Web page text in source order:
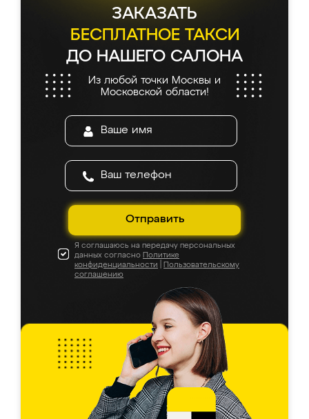
ЗАКАЗАТЬ
БЕСПЛАТНОЕ ТАКСИ
ДО НАШЕГО САЛОНА
Из любой точки Москвы и
Московской области!
Отправить
Я соглашаюсь на передачу персональных
данных согласно Политике
конфиденциальности
Пользовательскому
соглашению